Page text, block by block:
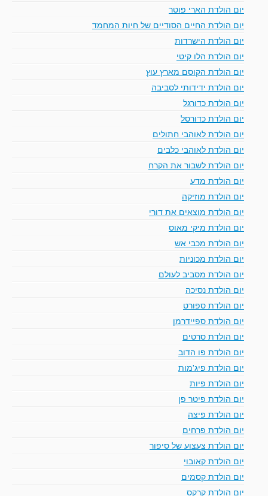
יום הולדת הארי פוטר
יום הולדת החיים הסודיים של חיות המחמד
יום הולדת הישרדות
יום הולדת הלו קיטי
יום הולדת הקוסם מארץ עוץ
יום הולדת ידידותי לסביבה
יום הולדת כדורגל
יום הולדת כדורסל
יום הולדת לאוהבי חתולים
יום הולדת לאוהבי כלבים
יום הולדת לשבור את הקרח
יום הולדת מדע
יום הולדת מוזיקה
יום הולדת מוצאים את דורי
יום הולדת מיקי מאוס
יום הולדת מכבי אש
יום הולדת מכוניות
יום הולדת מסביב לעולם
יום הולדת נסיכה
יום הולדת ספורט
יום הולדת ספיידרמן
יום הולדת סרטים
יום הולדת פו הדוב
יום הולדת פיג'מות
יום הולדת פיות
יום הולדת פיטר פן
יום הולדת פיצה
יום הולדת פרחים
יום הולדת צעצוע של סיפור
יום הולדת קאובוי
יום הולדת קסמים
יום הולדת קרקס